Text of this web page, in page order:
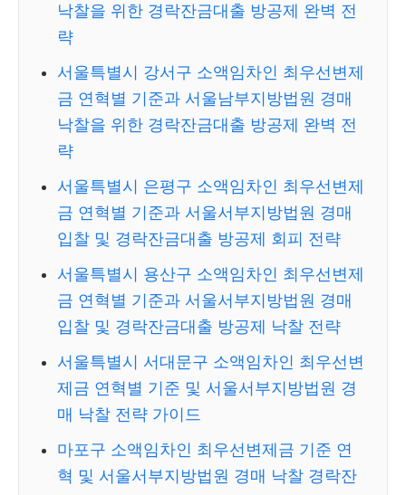
낙찰을 위한 경락잔금대출 방공제 완벽 전
략
서울특별시 강서구 소액임차인 최우선변제
금 연혁별 기준과 서울남부지방법원 경매
낙찰을 위한 경락잔금대출 방공제 완벽 전
략
서울특별시 은평구 소액임차인 최우선변제
금 연혁별 기준과 서울서부지방법원 경매
입찰 및 경락잔금대출 방공제 회피 전략
서울특별시 용산구 소액임차인 최우선변제
금 연혁별 기준과 서울서부지방법원 경매
입찰 및 경락잔금대출 방공제 낙찰 전략
서울특별시 서대문구 소액임차인 최우선변
제금 연혁별 기준 및 서울서부지방법원 경
매 낙찰 전략 가이드
마포구 소액임차인 최우선변제금 기준 연
혁 및 서울서부지방법원 경매 낙찰 경락잔